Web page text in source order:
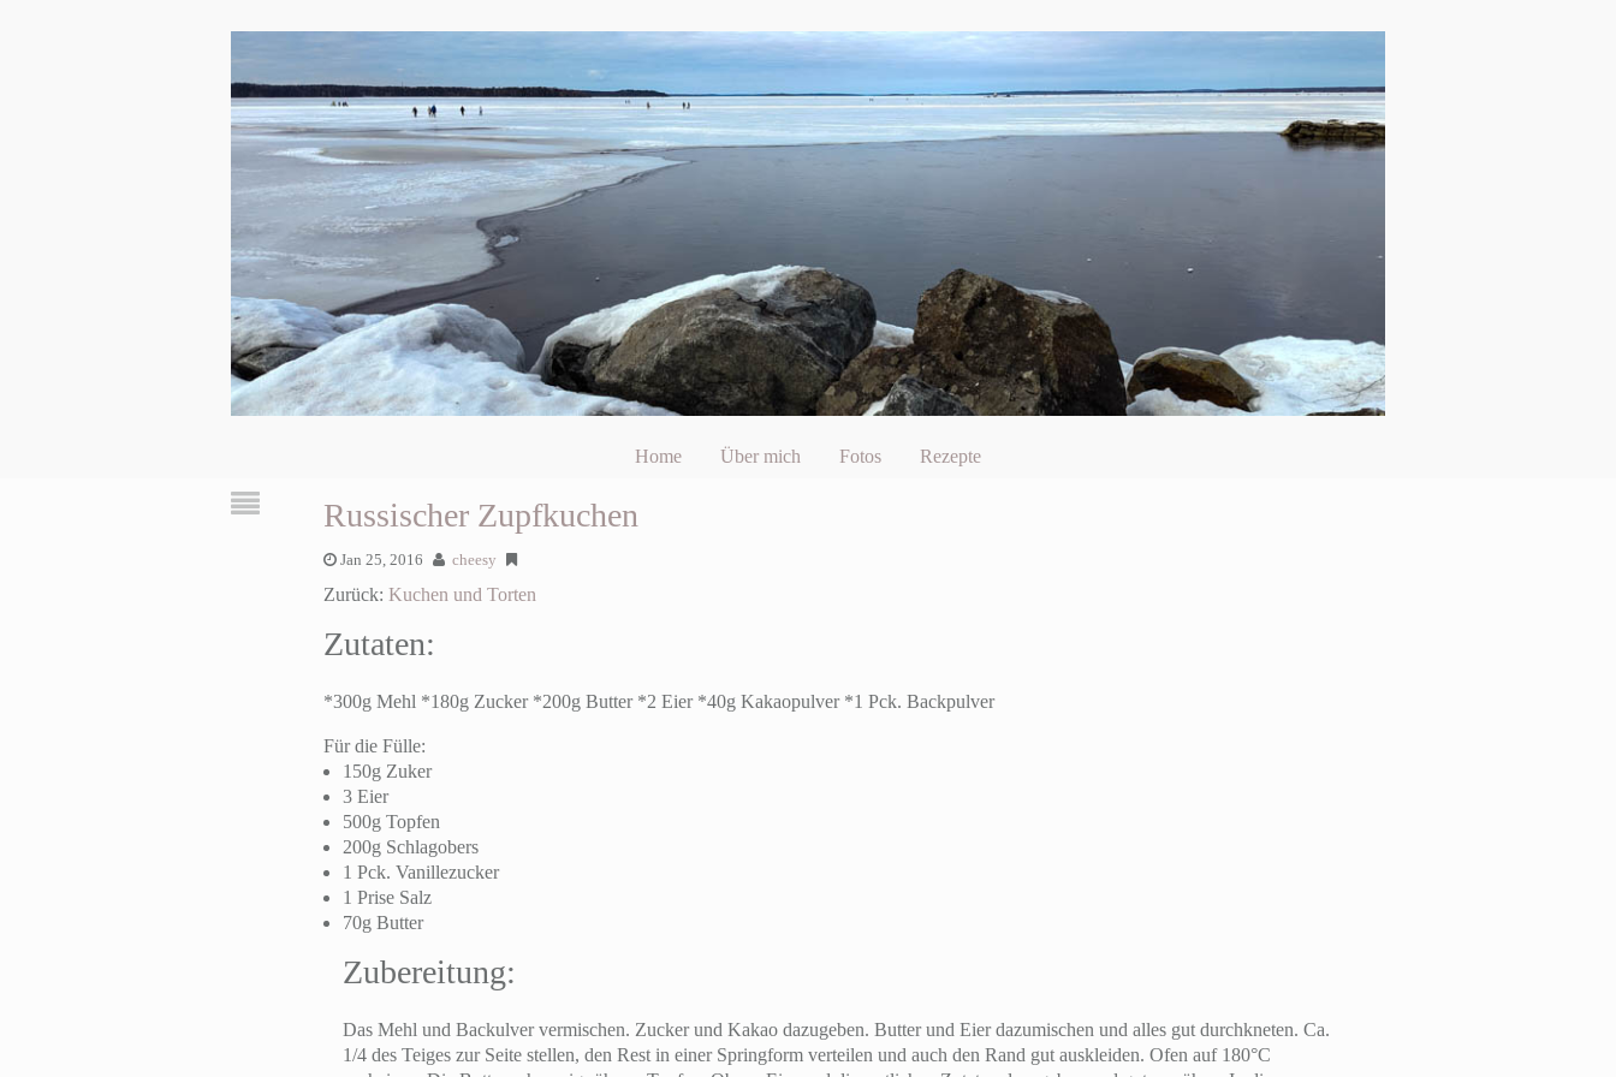
Home Über mich Fotos Rezepte
Russischer Zupfkuchen
Jan 25, 2016 cheesy
Zurück: Kuchen und Torten
Zutaten:
*300g Mehl *180g Zucker *200g Butter *2 Eier *40g Kakaopulver *1 Pck. Backpulver
Für die Fülle:
150g Zuker
3 Eier
500g Topfen
200g Schlagobers
1 Pck. Vanillezucker
1 Prise Salz
70g Butter
Zubereitung:
Das Mehl und Backulver vermischen. Zucker und Kakao dazugeben. Butter und Eier dazumischen und alles gut durchkneten. Ca.
1/4 des Teiges zur Seite stellen, den Rest in einer Springform verteilen und auch den Rand gut auskleiden. Ofen auf 180°C